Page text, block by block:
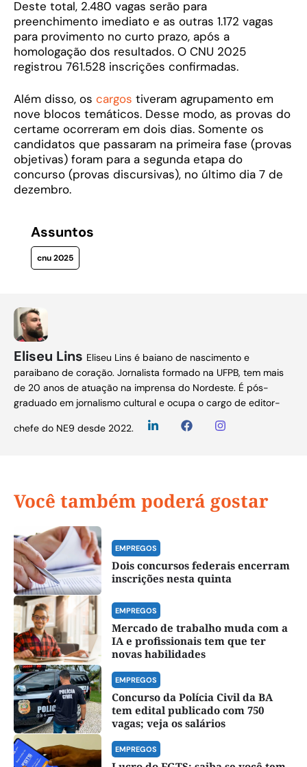
Deste total, 2.480 vagas serão para
preenchimento imediato e as outras 1.172 vagas
para provimento no curto prazo, após a
homologação dos resultados​. O CNU 2025
registrou 761.528 inscrições confirmadas.
Além disso, os cargos tiveram agrupamento em
nove blocos temáticos. Desse modo, as provas do
certame ocorreram em dois dias. Somente os
candidatos que passaram na primeira fase (provas
objetivas) foram para a segunda etapa do
concurso (provas discursivas), no último dia 7 de
dezembro.
Assuntos
cnu 2025
Eliseu Lins Eliseu Lins é baiano de nascimento e
paraibano de coração. Jornalista formado na UFPB, tem mais
de 20 anos de atuação na imprensa do Nordeste. É pós-
graduado em jornalismo cultural e ocupa o cargo de editor-
chefe do NE9 desde 2022.
Você também poderá gostar
EMPREGOS
Dois concursos federais encerram
inscrições nesta quinta
EMPREGOS
Mercado de trabalho muda com a
IA e profissionais tem que ter
novas habilidades
EMPREGOS
Concurso da Polícia Civil da BA
tem edital publicado com 750
vagas; veja os salários
EMPREGOS